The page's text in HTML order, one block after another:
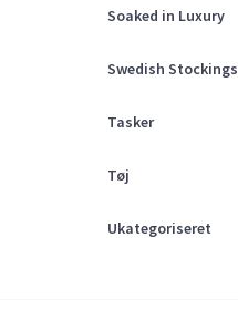
Soaked in Luxury
Swedish Stockings
Tasker
Tøj
Ukategoriseret